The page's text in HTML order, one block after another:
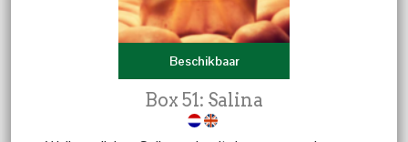
Beschikbaar
Box 51: Salina